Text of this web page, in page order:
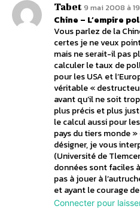
Tabet 9 mai 2008 à
Chine – L’empire
Vous parlez de la
certes je ne veux
mais ne serait-il pas
calculer le taux de
pour les USA et
véritable «
avant qu’il ne soit
plus précis et plus
le calcul aussi pour
pays du tiers monde
désigner, je vous
(Université de
données sont faciles
pas à jouer à
et ayant le courage
Connecter pour